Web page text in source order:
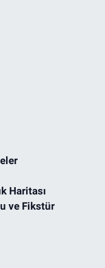
Haritası
ve Fikstür